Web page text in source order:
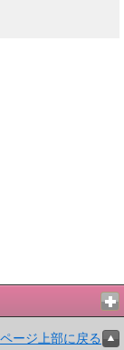
ページ上部に戻る